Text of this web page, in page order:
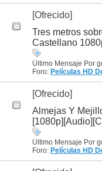
[Ofrecido]
Tres metros
Castellano
Último Mensaje Por
Foro: Películas HD
[Ofrecido]
Almejas Y
Último Mensaje Por
Foro: Películas HD